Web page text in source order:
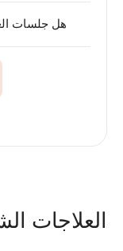
هل جلسات
العلاجات